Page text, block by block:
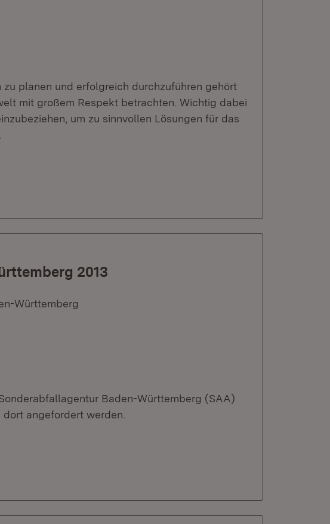
planen und erfolgreich durchzuführen gehört
mit großem Respekt betrachten. Wichtig dabei
um zu sinnvollen Lösungen für das
2013
Württemberg
Baden-Württemberg (SAA)
angefordert werden.